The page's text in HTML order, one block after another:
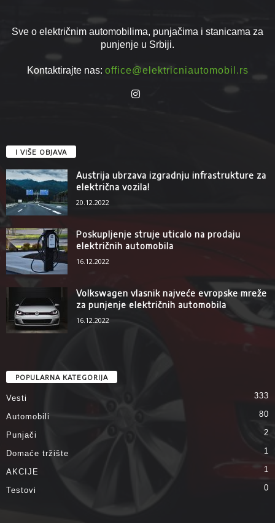
Sve o električnim automobilima, punjačima i stanicama za
punjenje u Srbiji.
Kontaktirajte nas: office@elektricniautomobil.rs
I VIŠE OBJAVA
Austrija ubrzava izgradnju infrastrukture za
električna vozila!
20.12.2022
Poskupljenje struje uticalo na prodaju
električnih automobila
16.12.2022
Volkswagen vlasnik najveće evropske mreže
za punjenje električnih automobila
16.12.2022
POPULARNA KATEGORIJA
Vesti 333
Automobili 80
Punjači 2
Domaće tržište 1
AKCIJE 1
Testovi 0